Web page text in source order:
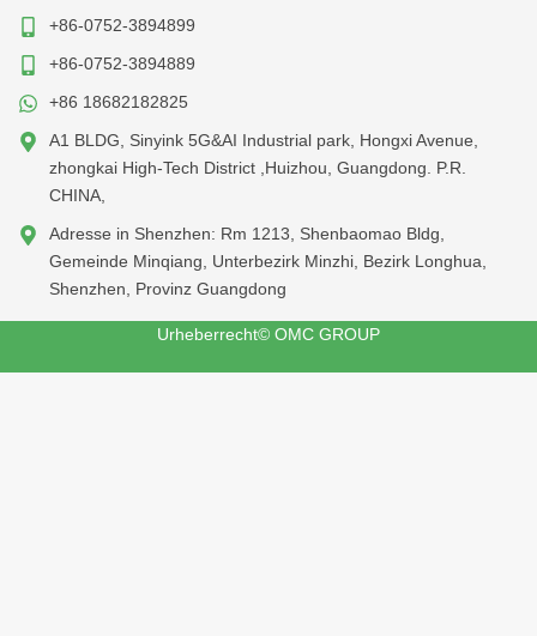
+86-0752-3894899
+86-0752-3894889
+86 18682182825
A1 BLDG, Sinyink 5G&AI Industrial park, Hongxi Avenue,
zhongkai High-Tech District ,Huizhou, Guangdong. P.R.
CHINA,
Adresse in Shenzhen: Rm 1213, Shenbaomao Bldg,
Gemeinde Minqiang, Unterbezirk Minzhi, Bezirk Longhua,
Shenzhen, Provinz Guangdong
Urheberrecht© OMC GROUP